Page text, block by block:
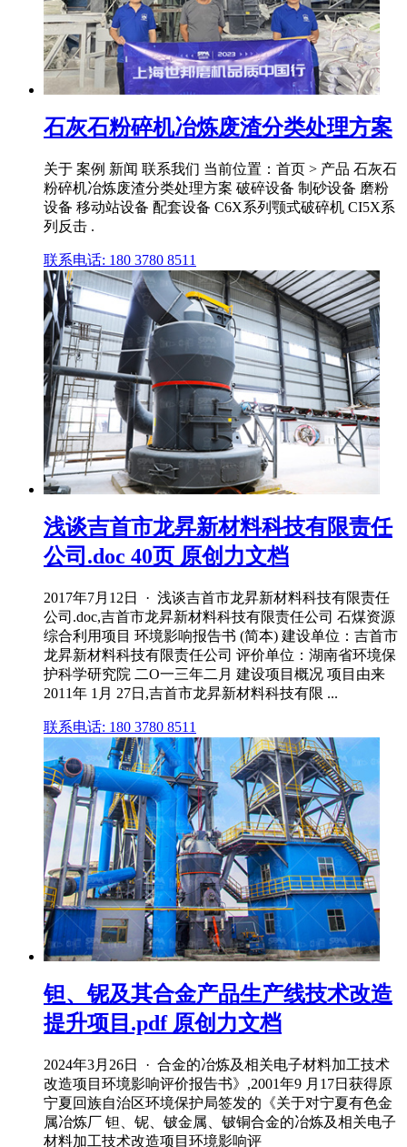
石灰石粉碎机冶炼废渣分类处理方案
关于 案例 新闻 联系我们 当前位置：首页 > 产品 石灰石
粉碎机冶炼废渣分类处理方案 破碎设备 制砂设备 磨粉
设备 移动站设备 配套设备 C6X系列颚式破碎机 CI5X系
列反击 .
联系电话: 180 3780 8511
浅谈吉首市龙昇新材料科技有限责任
公司.doc 40页 原创力文档
2017年7月12日 · 浅谈吉首市龙昇新材料科技有限责任
公司.doc,吉首市龙昇新材料科技有限责任公司 石煤资源
综合利用项目 环境影响报告书 (简本) 建设单位：吉首市
龙昇新材料科技有限责任公司 评价单位：湖南省环境保
护科学研究院 二O一三年二月 建设项目概况 项目由来
2011年 1月 27日,吉首市龙昇新材料科技有限 ...
联系电话: 180 3780 8511
钽、铌及其合金产品生产线技术改造
提升项目.pdf 原创力文档
2024年3月26日 · 合金的冶炼及相关电子材料加工技术
改造项目环境影响评价报告书》,2001年9 月17日获得原
宁夏回族自治区环境保护局签发的《关于对宁夏有色金
属冶炼厂 钽、铌、铍金属、铍铜合金的冶炼及相关电子
材料加工技术改造项目环境影响评